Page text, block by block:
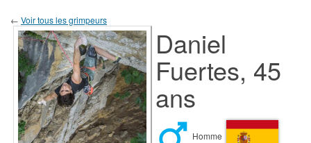
← Voir tous les grimpeurs
Daniel
Fuertes, 45
ans
Homme